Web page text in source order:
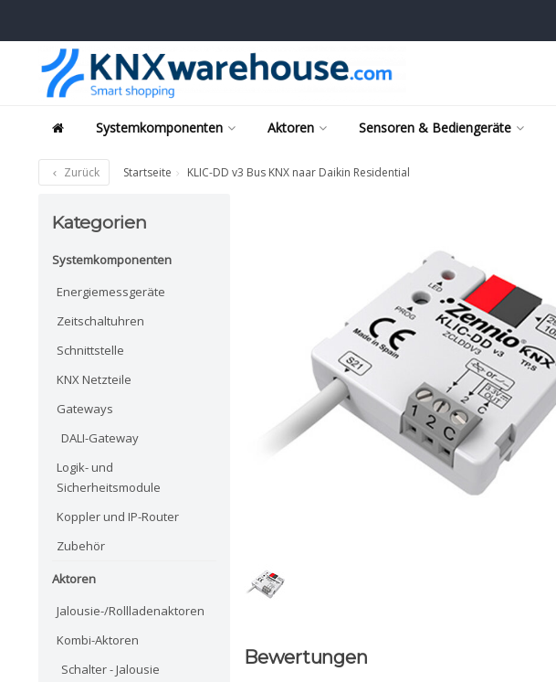
Systemkomponenten Aktoren Sensoren & Bediengeräte
Zurück Startseite KLIC-DD v3 Bus KNX naar Daikin Residential
Kategorien
Systemkomponenten
Energiemessgeräte
Zeitschaltuhren
Schnittstelle
KNX Netzteile
Gateways
DALI-Gateway
Logik- und
Sicherheitsmodule
Koppler und IP-Router
Zubehör
Aktoren
Jalousie-/Rollladenaktoren
Kombi-Aktoren
Schalter - Jalousie
Bewertungen